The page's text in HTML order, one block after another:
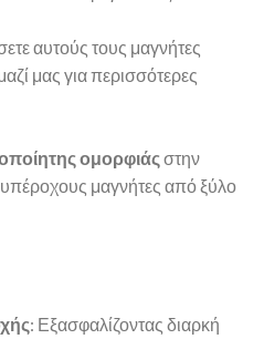
αυτούς τους μαγνήτες
μας για περισσότερες
ομορφιάς στην
μαγνήτες από ξύλο
: Εξασφαλίζοντας διαρκή